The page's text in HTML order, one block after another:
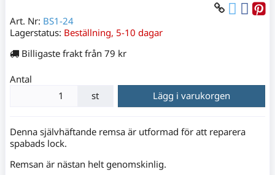
Art. Nr: BS1-24
Lagerstatus: Beställning, 5-10 dagar
Billigaste frakt från 79 kr
Antal
st
Lägg i varukorgen
Denna självhäftande remsa är utformad för att reparera
spabads lock.
Remsan är nästan helt genomskinlig.